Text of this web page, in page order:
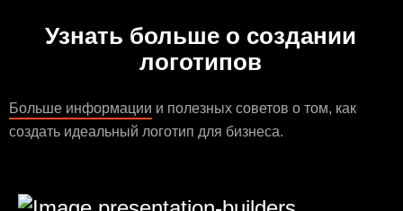
Узнать больше о создании
логотипов
Больше информации и полезных советов о том, как
создать идеальный логотип для бизнеса.